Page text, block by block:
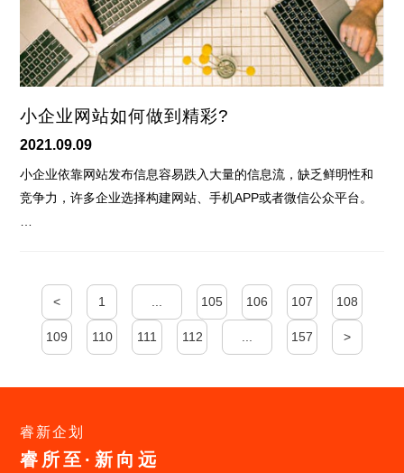
小企业网站如何做到精彩?
2021.09.09
小企业依靠网站发布信息容易跌入大量的信息流，缺乏鲜明性和
竞争力，许多企业选择构建网站、手机APP或者微信公众平台。
…
< 1 ... 105 106 107 108
109 110 111 112 ... 157 >
睿新企划
睿所至·新向远